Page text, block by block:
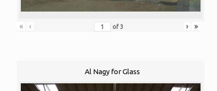
« ‹ of 3 › »
Al Nagy for Glass